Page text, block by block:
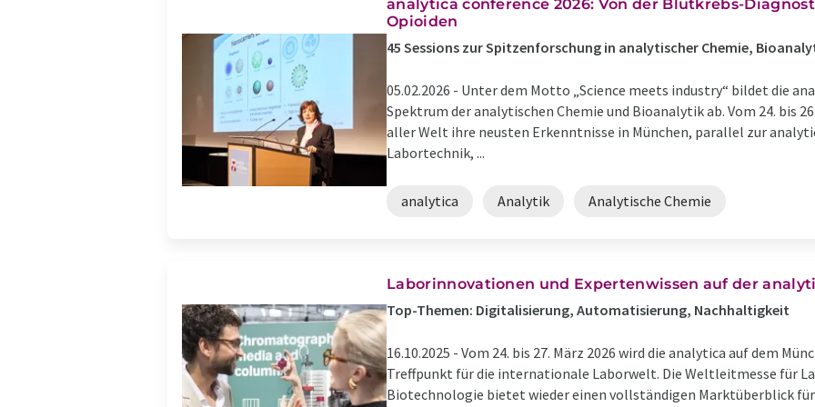
​​analytica conference 2026: ​Von der Blutkrebs-
Opioiden
45 Sessions zur Spitzenforschung in analytischer Chemie,
05.02.2026 - Unter dem Motto „Science meets industry“ bildet die
Spektrum der analytischen Chemie und Bioanalytik ab. Vom 24. bis
aller Welt ihre neusten Erkenntnisse in München, parallel zur
Labortechnik, ...
analytica Analytik Analytische Chemie
Laborinnovationen und Expertenwissen auf der
Top-Themen: Digitalisierung, Automatisierung, Nachhaltigkeit
16.10.2025 - Vom 24. bis 27. März 2026 wird die analytica auf dem
Treffpunkt für die internationale Laborwelt. Die Weltleitmesse für
Biotechnologie bietet wieder einen vollständigen Marktüberblick